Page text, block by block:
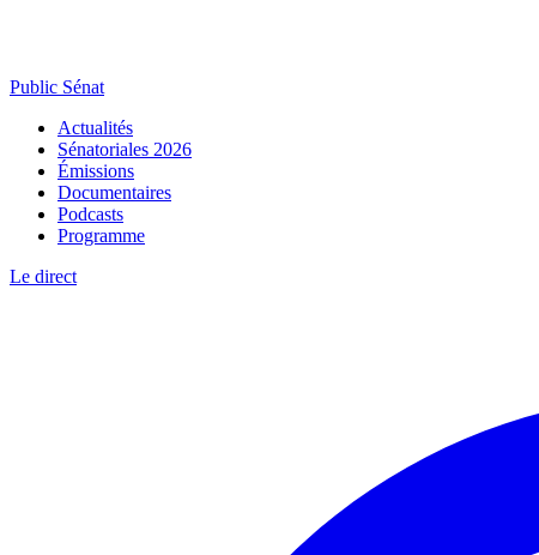
Public Sénat
Actualités
Sénatoriales 2026
Émissions
Documentaires
Podcasts
Programme
Le direct